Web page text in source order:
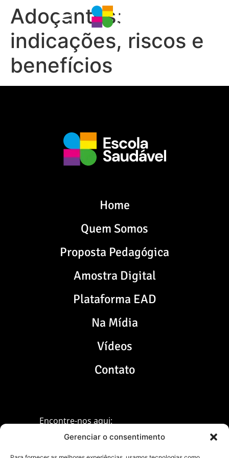
Gerenciar o consentimento
Adoçantes:
indicações, riscos e
benefícios
Home
Quem Somos
Proposta Pedagógica
Amostra Digital
Plataforma EAD
Na Mídia
Vídeos
Contato
Encontre-nos aqui: